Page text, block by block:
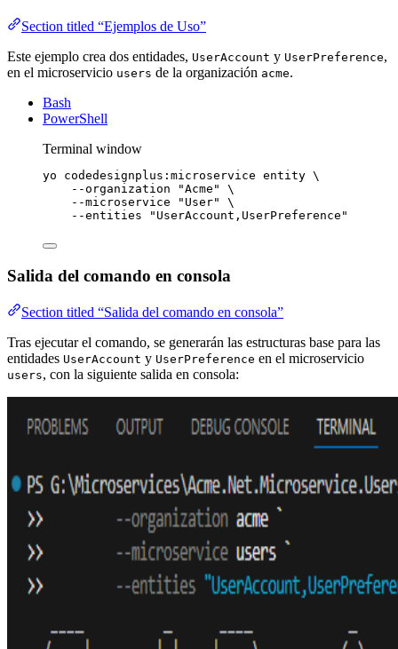
Section titled “Ejemplos de Uso”
Este ejemplo crea dos entidades, UserAccount y UserPreference,
en el microservicio users de la organización acme.
Bash
PowerShell
Terminal window
yo codedesignplus:microservice entity \
--organization
"Acme "
\
--microservice
" User"
\
--entities
" UserAccount,UserPreference "
Salida del comando en consola
Section titled “Salida del comando en consola”
Tras ejecutar el comando, se generarán las estructuras base para las
entidades UserAccount y UserPreference en el microservicio
users, con la siguiente salida en consola: